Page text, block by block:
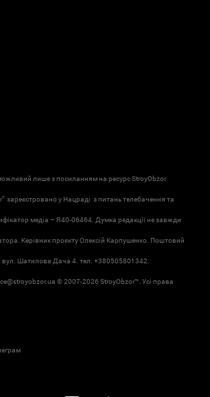
лише з посиланням на ресурс StroyObzor
зареєстровано у Нацраді з питань телебачення та
медіа – R40-06464. Думка редакції не завжди
Керівник проєкту Олексій Карпушенко. Поштовий
вул. Шатилова Дача 4. тел. +380505801342.
© 2007-2026 StroyObzor™. Усі права